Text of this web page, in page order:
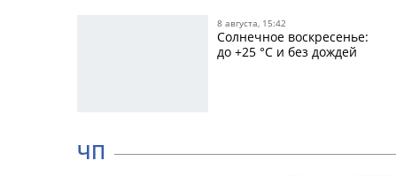
8 августа, 15:42
Солнечное воскресенье:
до +25 °C и без дождей
ЧП